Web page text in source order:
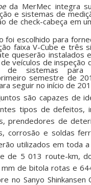
eda MerMec integra
e sistemas de
de check-cabeça em
foi escolhido para
faixa V-Cube e três
queserão instalados
veículos de inspeção
de sistemas para
semestre de
seguir no início de
são capazes de
tipos de defeitos,
prendedores de
corrosão e soldas
utilizados em toda a
de 5 013 route-km,
de bitola rotas e
no Sanyo Shinkansen